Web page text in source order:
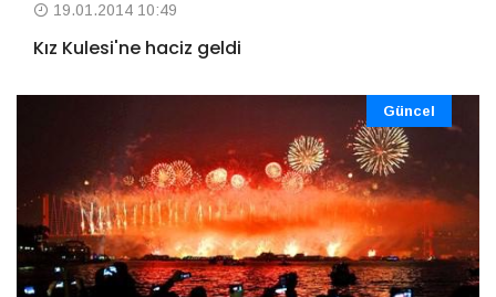
19.01.2014 10:49
Kız Kulesi'ne haciz geldi
Güncel